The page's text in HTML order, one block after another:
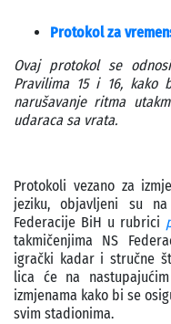
Protokol za
Ovaj protokol se
Pravilima 15 i 16, kako
narušavanje ritma
udaraca sa vrata.
Protokoli vezano za
jeziku, objavljeni su
Federacije BiH u rubrici
takmičenjima NS
igrački kadar i stručne
lica će na
izmjenama kako bi se
svim stadionima.